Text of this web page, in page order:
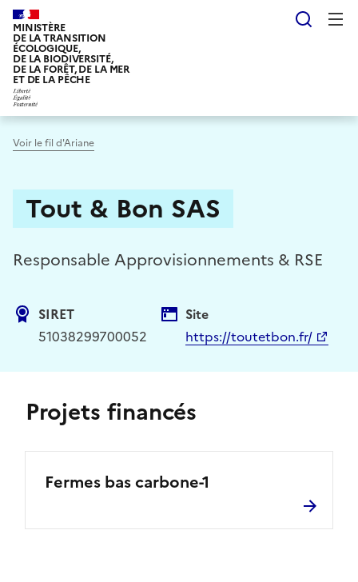
Aller
au
contenu
principal
MINISTÈRE
DE LA TRANSITION
ÉCOLOGIQUE,
DE LA BIODIVERSITÉ,
DE LA FORÊT, DE LA MER
ET DE LA PÊCHE
Voir le fil d'Ariane
Tout & Bon SAS
Responsable Approvisionnements & RSE
SIRET
51038299700052
Site
https://toutetbon.fr/
Projets financés
Fermes bas carbone-1